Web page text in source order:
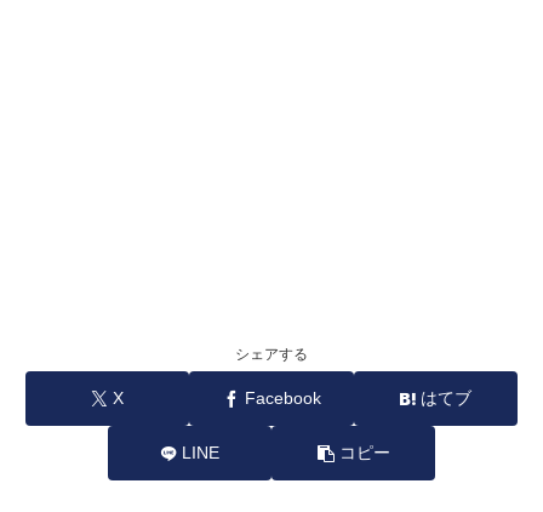
シェアする
X Facebook はてブ
LINE コピー